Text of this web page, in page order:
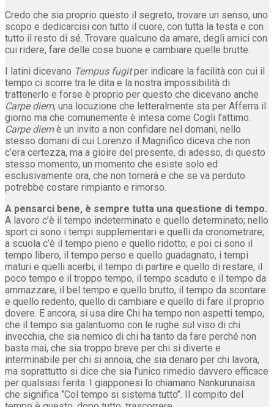
Credo che sia proprio questo il segreto, trovare un senso, uno
scopo e dedicarcisi con tutto il cuore, con tutta la testa e con
tutto il resto di sé. Trovare qualcuno da amare, degli amici con
cui ridere, fare delle cose buone e cambiare quelle brutte.
I latini dicevano Tempus fugitper indicare la facilità con cui il
tempo ci scorre tra le dita e la nostra impossibilità di
trattenerlo e forse è proprio per questo che dicevano anche
Carpe diem, una locuzione che letteralmente sta per Afferra il
giorno ma che comunemente è intesa come Cogli l’attimo.
Carpe diemè un invito a non confidare nel domani, nello
stesso domani di cui Lorenzo il Magnifico diceva che non
c’era certezza, ma a gioire del presente, di adesso, di questo
stesso momento, un momento che esiste solo ed
esclusivamente ora, che non tornerà e che se va perduto
potrebbe costare rimpianto e rimorso.
A pensarci bene, è sempre tutta una questione di tempo.
A lavoro c’è il tempo indeterminato e quello determinato; nello
sport ci sono i tempi supplementari e quelli da cronometrare;
a scuola c’è il tempo pieno e quello ridotto; e poi ci sono il
tempo libero, il tempo perso e quello guadagnato, i tempi
maturi e quelli acerbi, il tempo di partire e quello di restare, il
poco tempo e il troppo tempo, il tempo scaduto e il tempo da
ammazzare, il bel tempo e quello brutto, il tempo da scontare
e quello redento, quello di cambiare e quello di fare il proprio
dovere. E ancora, si usa dire Chi ha tempo non aspetti tempo,
che il tempo sia galantuomo con le rughe sul viso di chi
invecchia, che sia nemico di chi ha tanto da fare perché non
basta mai, che sia troppo breve per chi si diverte e
interminabile per chi si annoia, che sia denaro per chi lavora,
ma soprattutto si dice che sia l’unico rimedio davvero efficace
per qualsiasi ferita. I giapponesi lo chiamano Nankurunaisa
che significa ‘’Col tempo si sistema tutto’’. Il compito del